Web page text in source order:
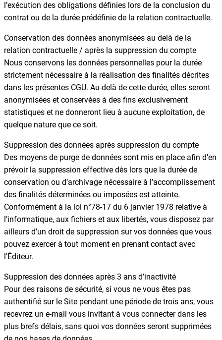
l’exécution des obligations définies lors de la conclusion du
contrat ou de la durée prédéfinie de la relation contractuelle.
Conservation des données anonymisées au delà de la
relation contractuelle / après la suppression du compte
Nous conservons les données personnelles pour la durée
strictement nécessaire à la réalisation des finalités décrites
dans les présentes CGU. Au-delà de cette durée, elles seront
anonymisées et conservées à des fins exclusivement
statistiques et ne donneront lieu à aucune exploitation, de
quelque nature que ce soit.
Suppression des données après suppression du compte
Des moyens de purge de données sont mis en place afin d’en
prévoir la suppression effective dès lors que la durée de
conservation ou d’archivage nécessaire à l’accomplissement
des finalités déterminées ou imposées est atteinte.
Conformément à la loi n°78-17 du 6 janvier 1978 relative à
l’informatique, aux fichiers et aux libertés, vous disposez par
ailleurs d’un droit de suppression sur vos données que vous
pouvez exercer à tout moment en prenant contact avec
l’Éditeur.
Suppression des données après 3 ans d’inactivité
Pour des raisons de sécurité, si vous ne vous êtes pas
authentifié sur le Site pendant une période de trois ans, vous
recevrez un e-mail vous invitant à vous connecter dans les
plus brefs délais, sans quoi vos données seront supprimées